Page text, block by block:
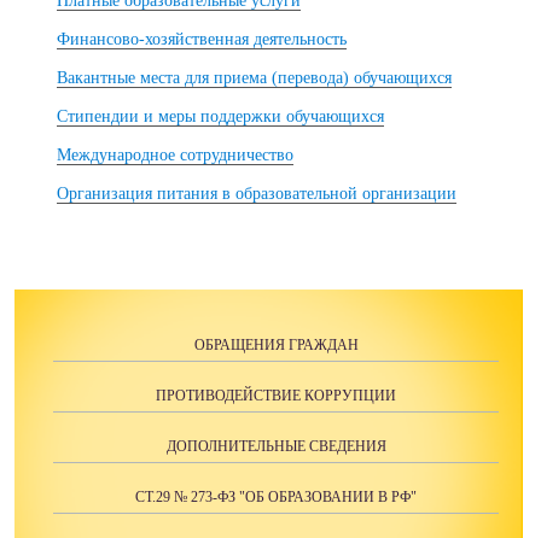
Финансово-хозяйственная деятельность
Вакантные места для приема (перевода) обучающихся
Стипендии и меры поддержки обучающихся
Международное сотрудничество
Организация питания в образовательной организации
ОБРАЩЕНИЯ ГРАЖДАН
ПРОТИВОДЕЙСТВИЕ КОРРУПЦИИ
ДОПОЛНИТЕЛЬНЫЕ СВЕДЕНИЯ
СТ.29 № 273-ФЗ "ОБ ОБРАЗОВАНИИ В РФ"